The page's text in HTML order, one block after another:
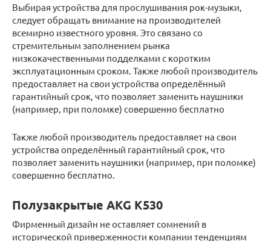
Выбирая устройства для прослушивания рок-музыки,
следует обращать внимание на производителей
всемирно известного уровня. Это связано со
стремительным заполнением рынка
низкокачественными подделками с коротким
эксплуатационным сроком. Также любой производитель
предоставляет на свои устройства определённый
гарантийный срок, что позволяет заменить наушники
(например, при поломке) совершенно бесплатно
Также любой производитель предоставляет на свои
устройства определённый гарантийный срок, что
позволяет заменить наушники (например, при поломке)
совершенно бесплатно.
Полузакрытые AKG K530
Фирменный дизайн не оставляет сомнений в
исторической приверженности компании тенденциям